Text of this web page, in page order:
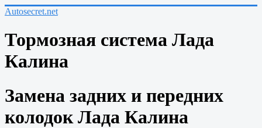
Autosecret.net
Тормозная система Лада
Калина
Замена задних и передних
колодок Лада Калина